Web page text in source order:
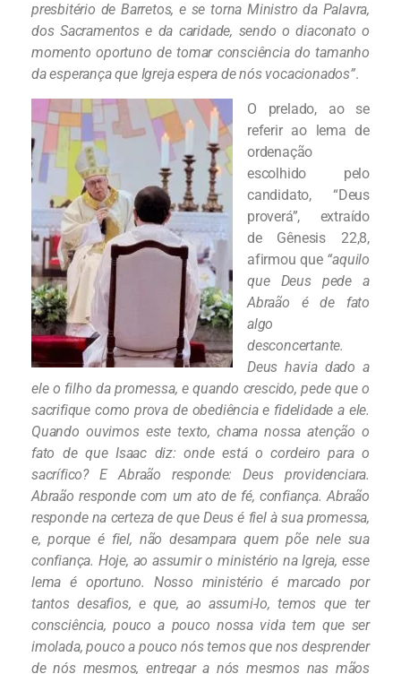
presbitério de Barretos, e se torna Ministro da Palavra,
dos Sacramentos e da caridade, sendo o diaconato o
momento oportuno de tomar consciência do tamanho
da esperança que Igreja espera de nós vocacionados”.
O prelado, ao se
referir ao lema de
ordenação
escolhido pelo
candidato, “Deus
proverá”, extraído
de Gênesis 22,8,
afirmou que “aquilo
que Deus pede a
Abraão é de fato
algo
desconcertante.
Deus havia dado a
ele o filho da promessa, e quando crescido, pede que o
sacrifique como prova de obediência e fidelidade a ele.
Quando ouvimos este texto, chama nossa atenção o
fato de que Isaac diz: onde está o cordeiro para o
sacrífico? E Abraão responde: Deus providenciara.
Abraão responde com um ato de fé, confiança. Abraão
responde na certeza de que Deus é fiel à sua promessa,
e, porque é fiel, não desampara quem põe nele sua
confiança. Hoje, ao assumir o ministério na Igreja, esse
lema é oportuno. Nosso ministério é marcado por
tantos desafios, e que, ao assumi-lo, temos que ter
consciência, pouco a pouco nossa vida tem que ser
imolada, pouco a pouco nós temos que nos desprender
de nós mesmos, entregar a nós mesmos nas mãos